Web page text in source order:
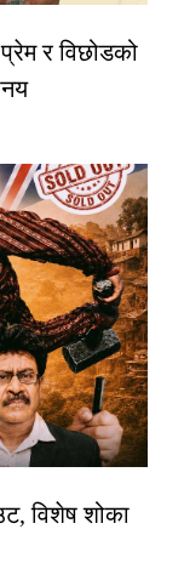
र विछोडको
विशेष शोका